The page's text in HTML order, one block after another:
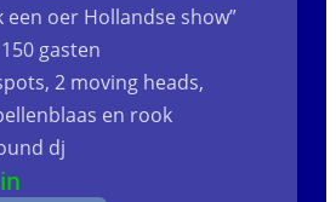
een oer Hollandse show”
gasten
2 moving heads,
en rook
dj